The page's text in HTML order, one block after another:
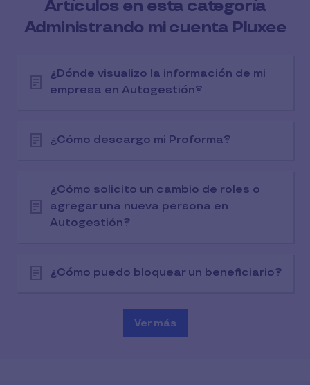
Artículos en esta categoría
Administrando mi cuenta Pluxee
¿Dónde visualizo la información de mi
empresa en Autogestión?
¿Cómo descargo mi Proforma?
¿Cómo solicito un cambio de roles o
agregar una nueva persona en
Autogestión?
¿Cómo puedo bloquear un beneficiario?
Ver más